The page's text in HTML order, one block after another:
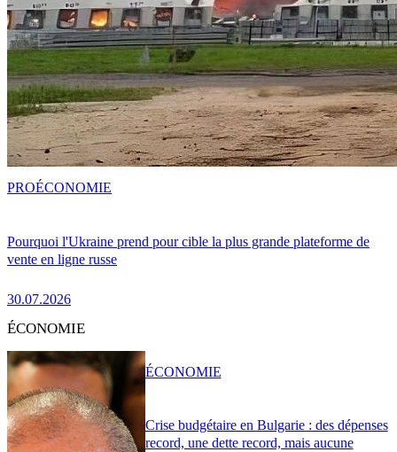
Pourquoi l'Ukraine prend pour cible la plus grande plateforme de
vente en ligne russe
30.07.2026
PROÉCONOMIE
ÉCONOMIE
Crise budgétaire en Bulgarie : des dépenses
record, une dette record, mais aucune
ÉCONOMIE